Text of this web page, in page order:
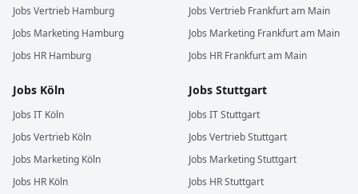
Jobs Vertrieb Hamburg
Jobs Marketing Hamburg
Jobs HR Hamburg
Jobs Vertrieb Frankfurt am Main
Jobs Marketing Frankfurt am Main
Jobs HR Frankfurt am Main
Jobs Köln
Jobs IT Köln
Jobs Vertrieb Köln
Jobs Marketing Köln
Jobs HR Köln
Jobs Stuttgart
Jobs ITStuttgart
Jobs VertriebStuttgart
Jobs MarketingStuttgart
Jobs HRStuttgart